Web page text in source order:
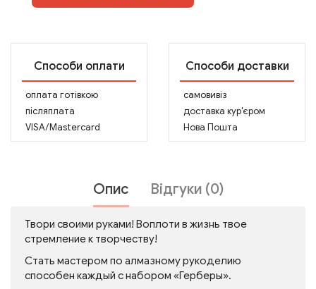
Способи оплати
оплата готівкою
післяплата
VISA/Mastercard
Способи доставки
самовивіз
доставка кур'єром
Нова Пошта
Опис Відгуки (0)
Твори своими руками! Воплоти в жизнь твое
стремление к творчеству!
Стать мастером по алмазному рукоделию
способен каждый с набором «Герберы».